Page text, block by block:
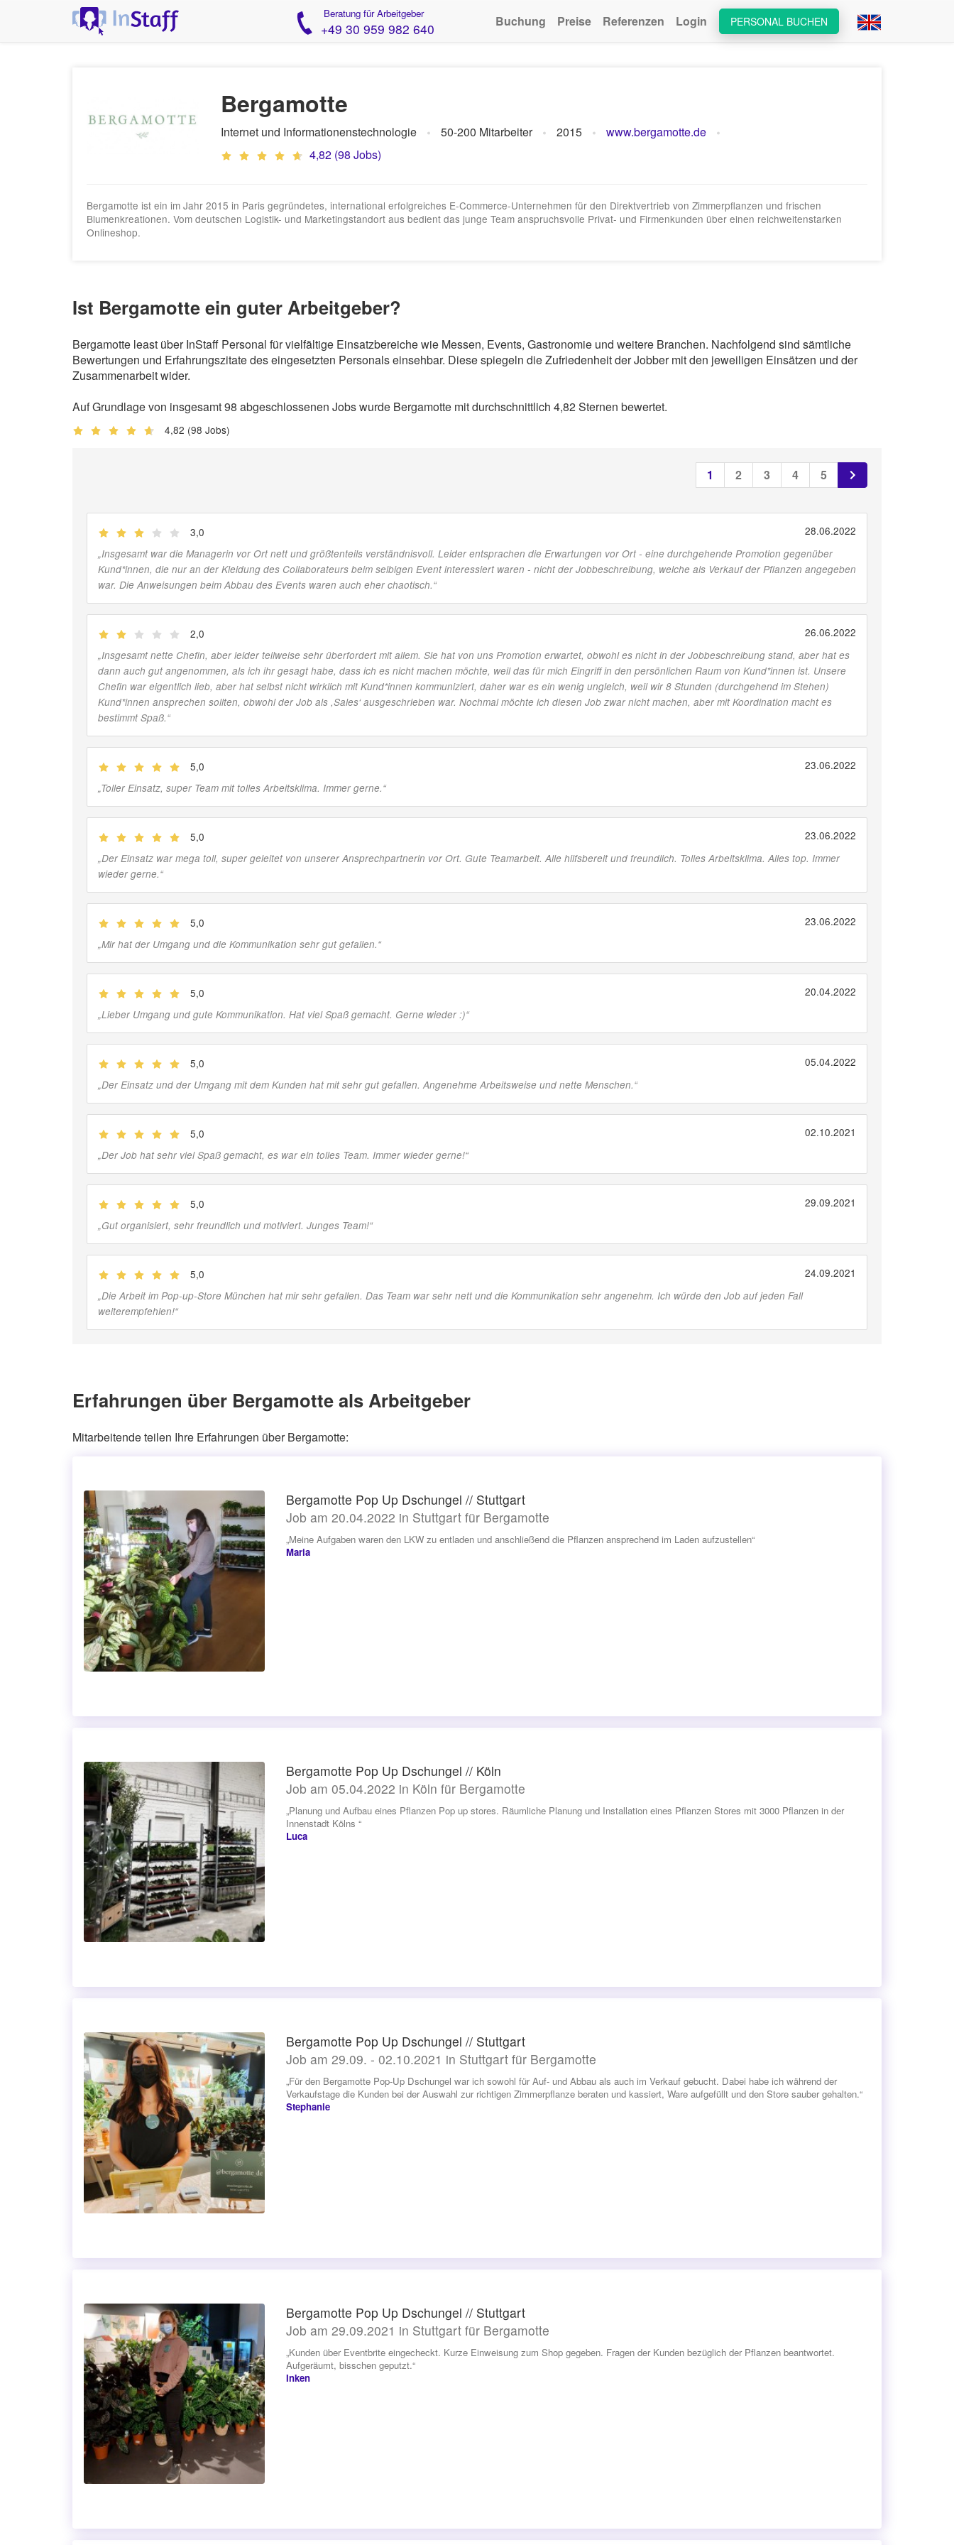
Beratung für Arbeitgeber
+49 30 959 982 640 PERSONAL BUCHEN
Buchung Preise Referenzen Login
Bergamotte
Internet und Informationenstechnologie 50-200 Mitarbeiter 2015
www.bergamotte.de
4,82 (98 Jobs)
Bergamotte ist ein im Jahr 2015 in Paris gegründetes, international erfolgreiches E-Commerce-Unternehmen für den Direktvertrieb von Zimmerpflanzen und frischen
Blumenkreationen. Vom deutschen Logistik- und Marketingstandort aus bedient das junge Team anspruchsvolle Privat- und Firmenkunden über einen reichweitenstarken
Onlineshop.
Ist Bergamotte ein guter Arbeitgeber?
Bergamotte least über InStaff Personal für vielfältige Einsatzbereiche wie Messen, Events, Gastronomie und weitere Branchen. Nachfolgend sind sämtliche
Bewertungen und Erfahrungszitate des eingesetzten Personals einsehbar. Diese spiegeln die Zufriedenheit der Jobber mit den jeweiligen Einsätzen und der
Zusammenarbeit wider.
Auf Grundlage von insgesamt 98 abgeschlossenen Jobs wurde Bergamotte mit durchschnittlich 4,82 Sternen bewertet.
4,82 (98 Jobs)
1 2 3 4 5
3,0 28.06.2022
„Insgesamt war die Managerin vor Ort nett und größtenteils verständnisvoll. Leider entsprachen die Erwartungen vor Ort - eine durchgehende Promotion gegenüber
Kund*innen, die nur an der Kleidung des Collaborateurs beim selbigen Event interessiert waren - nicht der Jobbeschreibung, welche als Verkauf der Pflanzen angegeben
war. Die Anweisungen beim Abbau des Events waren auch eher chaotisch.“
2,0 26.06.2022
„Insgesamt nette Chefin, aber leider teilweise sehr überfordert mit allem. Sie hat von uns Promotion erwartet, obwohl es nicht in der Jobbeschreibung stand, aber hat es
dann auch gut angenommen, als ich ihr gesagt habe, dass ich es nicht machen möchte, weil das für mich Eingriff in den persönlichen Raum von Kund*innen ist. Unsere
Chefin war eigentlich lieb, aber hat selbst nicht wirklich mit Kund*innen kommuniziert, daher war es ein wenig ungleich, weil wir 8 Stunden (durchgehend im Stehen)
Kund*innen ansprechen sollten, obwohl der Job als ,Sales‘ ausgeschrieben war. Nochmal möchte ich diesen Job zwar nicht machen, aber mit Koordination macht es
bestimmt Spaß.“
5,0 23.06.2022
„Toller Einsatz, super Team mit tolles Arbeitsklima. Immer gerne.“
5,0 23.06.2022
„Der Einsatz war mega toll, super geleitet von unserer Ansprechpartnerin vor Ort. Gute Teamarbeit. Alle hilfsbereit und freundlich. Tolles Arbeitsklima. Alles top. Immer
wieder gerne.“
5,0 23.06.2022
„Mir hat der Umgang und die Kommunikation sehr gut gefallen.“
5,0 20.04.2022
„Lieber Umgang und gute Kommunikation. Hat viel Spaß gemacht. Gerne wieder :)“
5,0 05.04.2022
„Der Einsatz und der Umgang mit dem Kunden hat mit sehr gut gefallen. Angenehme Arbeitsweise und nette Menschen.“
5,0 02.10.2021
„Der Job hat sehr viel Spaß gemacht, es war ein tolles Team. Immer wieder gerne!“
5,0 29.09.2021
„Gut organisiert, sehr freundlich und motiviert. Junges Team!“
5,0 24.09.2021
„Die Arbeit im Pop-up-Store München hat mir sehr gefallen. Das Team war sehr nett und die Kommunikation sehr angenehm. Ich würde den Job auf jeden Fall
weiterempfehlen!“
Erfahrungen über Bergamotte als Arbeitgeber
Mitarbeitende teilen Ihre Erfahrungen über Bergamotte:
Bergamotte Pop Up Dschungel // Stuttgart
Job am 20.04.2022 in Stuttgart für Bergamotte
„Meine Aufgaben waren den LKW zu entladen und anschließend die Pflanzen ansprechend im Laden aufzustellen“
Maria
Bergamotte Pop Up Dschungel // Köln
Job am 05.04.2022 in Köln für Bergamotte
„Planung und Aufbau eines Pflanzen Pop up stores. Räumliche Planung und Installation eines Pflanzen Stores mit 3000 Pflanzen in der
Innenstadt Kölns “
Luca
Bergamotte Pop Up Dschungel // Stuttgart
Job am 29.09. - 02.10.2021 in Stuttgart für Bergamotte
„Für den Bergamotte Pop-Up Dschungel war ich sowohl für Auf- und Abbau als auch im Verkauf gebucht. Dabei habe ich während der
Verkaufstage die Kunden bei der Auswahl zur richtigen Zimmerpflanze beraten und kassiert, Ware aufgefüllt und den Store sauber gehalten.“
Stephanie
Bergamotte Pop Up Dschungel // Stuttgart
Job am 29.09.2021 in Stuttgart für Bergamotte
„Kunden über Eventbrite eingecheckt. Kurze Einweisung zum Shop gegeben. Fragen der Kunden bezüglich der Pflanzen beantwortet.
Aufgeräumt, bisschen geputzt.“
Inken